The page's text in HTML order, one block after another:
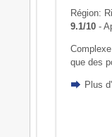
Région:
9.1/10-
que des
Plus